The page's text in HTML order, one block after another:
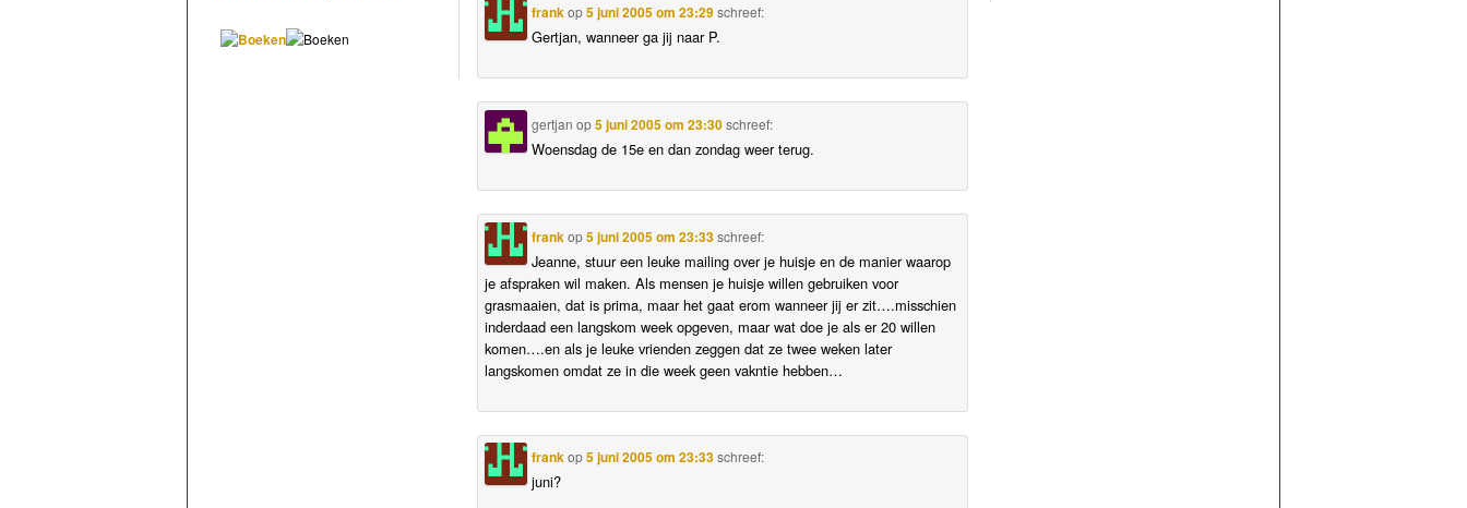
frankop5 juni 2005 om 23:29schreef:
Gertjan, wanneer ga jij naar P.
gertjan op5 juni 2005 om 23:30schreef:
Woensdag de 15e en dan zondag weer terug.
frankop5 juni 2005 om 23:33schreef:
Jeanne, stuur een leuke mailing over je huisje en de manier waarop
je afspraken wil maken. Als mensen je huisje willen gebruiken voor
grasmaaien, dat is prima, maar het gaat erom wanneer jij er zit….misschien
inderdaad een langskom week opgeven, maar wat doe je als er 20 willen
komen….en als je leuke vrienden zeggen dat ze twee weken later
langskomen omdat ze in die week geen vakntie hebben…
frankop5 juni 2005 om 23:33schreef:
juni?